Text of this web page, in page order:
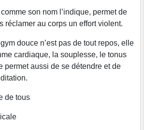
son nom l’indique, permet de
réclamer au corps un effort violent.
douce n’est pas de tout repos, elle
cardiaque, la souplesse, le tonus
permet aussi de se détendre et de
de tous